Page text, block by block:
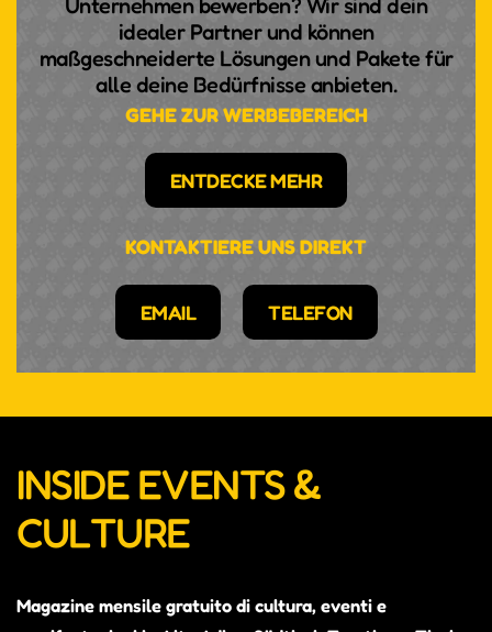
Unternehmen bewerben? Wir sind dein
idealer Partner und können
maßgeschneiderte Lösungen und Pakete für
alle deine Bedürfnisse anbieten.
GEHE ZUR WERBEBEREICH
ENTDECKE MEHR
KONTAKTIERE UNS DIREKT
EMAIL TELEFON
INSIDE EVENTS &
CULTURE
Magazine mensile gratuito di cultura, eventi e